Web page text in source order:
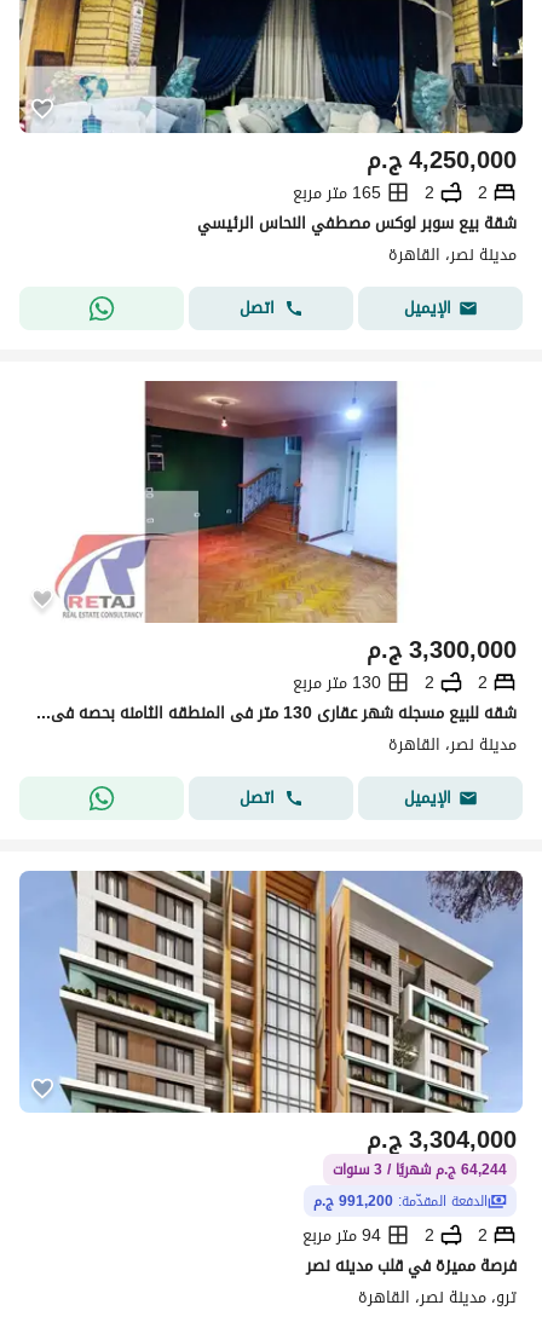
ج.م4,250,000
2
2
165 متر مربع
شقة بيع سوبر لوكس مصطفي النحاس الرئيسي
مدينة نصر، القاهرة
الإيميل
اتصل
ج.م3,300,000
2
2
130 متر مربع
شقه للبيع مسجله شهر عقارى 130 متر فى المنطقه الثامنه بحصه فى الارض
مدينة نصر، القاهرة
الإيميل
اتصل
ج.م3,304,000
64,244 ج.م شهريًا / 3 سنوات
الدفعة المقدّمة: 991,200 ج.م
2
2
94 متر مربع
فرصة مميزة في قلب مدينه نصر
ترو، مدينة نصر، القاهرة